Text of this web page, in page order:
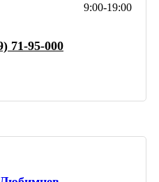
9:00-19:00
71-95-000